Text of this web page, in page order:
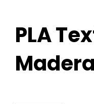
PLA